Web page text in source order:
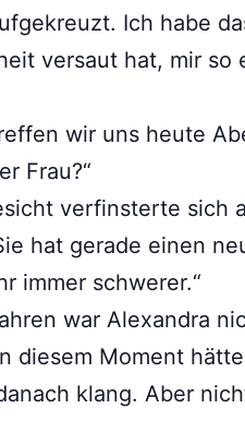
Ich habe
versaut hat, mir so
wir uns heute
Frau?“
verfinsterte sich
hat gerade einen
immer schwerer.“
war Alexandra
diesem Moment
klang. Aber